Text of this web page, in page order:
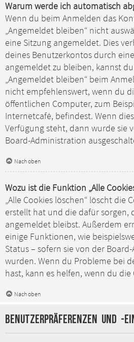
Warum werde ich automatisch
Wenn du beim Anmelden das
„Angemeldet bleiben“ nicht
eine Sitzung angemeldet. Dies
deines Benutzerkontos durch
angemeldet zu bleiben, kannst
„Angemeldet bleiben“ beim
nicht empfehlenswert, wenn du
öffentlichen Computer, zum
Internetcafé, befindest. Wenn
Verfügung steht, dann wurde sie
Board-Administration
Nach oben
Wozu ist die Funktion „Alle
„Alle Cookies löschen“ löscht die
erstellt hat und die dafür sorgen,
angemeldet bleibst. Außerdem
einige Funktionen, wie
Status – sofern sie von der
wurden. Wenn du Probleme bei
hast, kann es helfen, wenn du die
Nach oben
Benutzerpräferenzen und -